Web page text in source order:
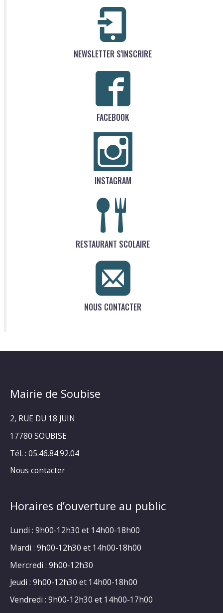
NEWSLETTER S'INSCRIRE
FACEBOOK
INSTAGRAM
RESTAURANT SCOLAIRE
NOUS CONTACTER
Mairie de Soubise
2, RUE DU 18 JUIN
17780 SOUBISE
Tél. : 05.46.84.92.04
Nous contacter
Horaires d’ouverture au public
Lundi : 9h00-12h30 et 14h00-18h00
Mardi : 9h00-12h30 et 14h00-18h00
Mercredi : 9h00-12h30
Jeudi : 9h00-12h30 et 14h00-18h00
Vendredi : 9h00-12h30 et 14h00-17h00